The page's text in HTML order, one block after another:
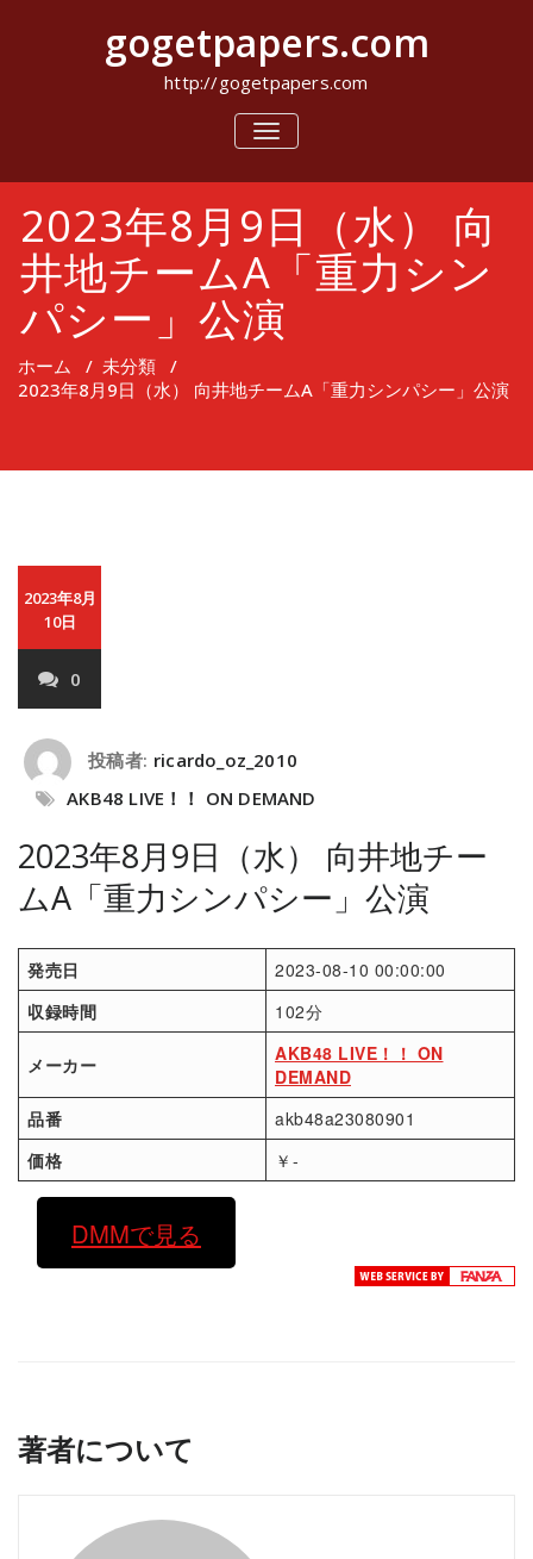
キ
gogetpapers.com
http://gogetpapers.com
ナ
ビ
シ
ョ
ン
を
切
り
替
2023年8月9日（水） 向
井地チームA「重力シン
パシー」公演
ホーム / 未分類 /
2023年8月9日（水） 向井地チームA「重力シンパシー」公演
2023年8月
10日
0
投稿者: ricardo_oz_2010
AKB48 LIVE！！ ON DEMAND
2023年8月9日（水） 向井地チー
ムA「重力シンパシー」公演
発売日
2023-08-10 00:00:00
収録時間
102分
メーカー
AKB48 LIVE！！ ON
DEMAND
品番
akb48a23080901
価格
￥-
DMMで見る
著者について